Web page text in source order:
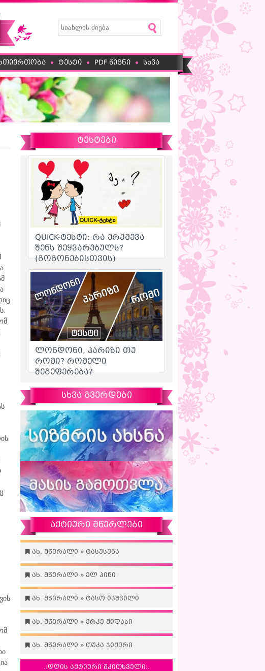
ტესტი PDF წიგნი სხვა
ტესტები
სხვა გვერდები
აქტიური მწერლები
ახ. მწერალი » ტასუსუნა
ახ. მწერალი » ელ პინი
ახ. მწერალი » ტასო იაშვილი
ახ. მწერალი » ერკე მიდასი
ახ. მწერალი » თუკა ჯიქური
.:დღის აქტიური მკითხველი:.